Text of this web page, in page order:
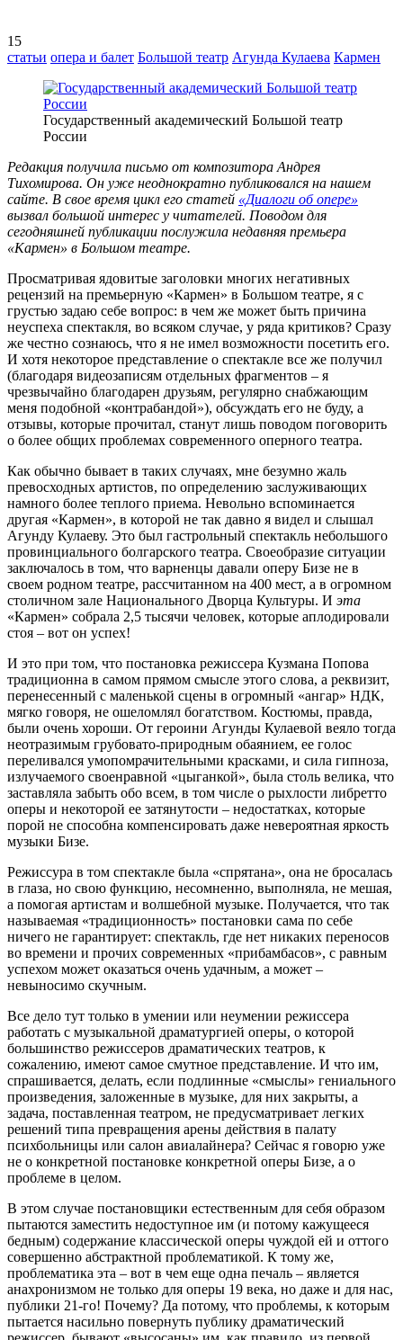
15
статьи опера и балет Большой театр Агунда Кулаева Кармен
Государственный академический Большой театр
России
Редакция получила письмо от композитора Андрея
Тихомирова. Он уже неоднократно публиковался на нашем
сайте. В свое время цикл его статей «Диалоги об опере»
вызвал большой интерес у читателей. Поводом для
сегодняшней публикации послужила недавняя премьера
«Кармен» в Большом театре.
Просматривая ядовитые заголовки многих негативных
рецензий на премьерную «Кармен» в Большом театре, я с
грустью задаю себе вопрос: в чем же может быть причина
неуспеха спектакля, во всяком случае, у ряда критиков? Сразу
же честно сознаюсь, что я не имел возможности посетить его.
И хотя некоторое представление о спектакле все же получил
(благодаря видеозаписям отдельных фрагментов – я
чрезвычайно благодарен друзьям, регулярно снабжающим
меня подобной «контрабандой»), обсуждать его не буду, а
отзывы, которые прочитал, станут лишь поводом поговорить
о более общих проблемах современного оперного театра.
Как обычно бывает в таких случаях, мне безумно жаль
превосходных артистов, по определению заслуживающих
намного более теплого приема. Невольно вспоминается
другая «Кармен», в которой не так давно я видел и слышал
Агунду Кулаеву. Это был гастрольный спектакль небольшого
провинциального болгарского театра. Своеобразие ситуации
заключалось в том, что варненцы давали оперу Бизе не в
своем родном театре, рассчитанном на 400 мест, а в огромном
столичном зале Национального Дворца Культуры. И эта
«Кармен» собрала 2,5 тысячи человек, которые аплодировали
стоя – вот он успех!
И это при том, что постановка режиссера Кузмана Попова
традиционна в самом прямом смысле этого слова, а реквизит,
перенесенный с маленькой сцены в огромный «ангар» НДК,
мягко говоря, не ошеломлял богатством. Костюмы, правда,
были очень хороши. От героини Агунды Кулаевой веяло тогда
неотразимым грубовато-природным обаянием, ее голос
переливался умопомрачительными красками, и сила гипноза,
излучаемого своенравной «цыганкой», была столь велика, что
заставляла забыть обо всем, в том числе о рыхлости либретто
оперы и некоторой ее затянутости – недостатках, которые
порой не способна компенсировать даже невероятная яркость
музыки Бизе.
Режиссура в том спектакле была «спрятана», она не бросалась
в глаза, но свою функцию, несомненно, выполняла, не мешая,
а помогая артистам и волшебной музыке. Получается, что так
называемая «традиционность» постановки сама по себе
ничего не гарантирует: спектакль, где нет никаких переносов
во времени и прочих современных «прибамбасов», с равным
успехом может оказаться очень удачным, а может –
невыносимо скучным.
Все дело тут только в умении или неумении режиссера
работать с музыкальной драматургией оперы, о которой
большинство режиссеров драматических театров, к
сожалению, имеют самое смутное представление. И что им,
спрашивается, делать, если подлинные «смыслы» гениального
произведения, заложенные в музыке, для них закрыты, а
задача, поставленная театром, не предусматривает легких
решений типа превращения арены действия в палату
психбольницы или салон авиалайнера? Сейчас я говорю уже
не о конкретной постановке конкретной оперы Бизе, а о
проблеме в целом.
В этом случае постановщики естественным для себя образом
пытаются заместить недоступное им (и потому кажущееся
бедным) содержание классической оперы чуждой ей и оттого
совершенно абстрактной проблематикой. К тому же,
проблематика эта – вот в чем еще одна печаль – является
анахронизмом не только для оперы 19 века, но даже и для нас,
публики 21-го! Почему? Да потому, что проблемы, к которым
пытается насильно повернуть публику драматический